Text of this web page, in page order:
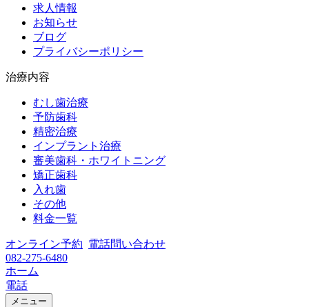
求人情報
お知らせ
ブログ
プライバシーポリシー
治療内容
むし歯治療
予防歯科
精密治療
インプラント治療
審美歯科・ホワイトニング
矯正歯科
入れ歯
その他
料金一覧
オンライン予約 電話問い合わせ
082-275-6480
ホーム
電話
メニュー